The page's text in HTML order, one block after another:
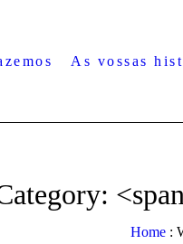
As vossas
Home :